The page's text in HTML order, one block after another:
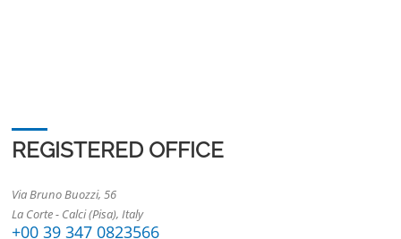
REGISTERED OFFICE
Via Bruno Buozzi, 56
La Corte - Calci (Pisa), Italy
+00 39 347 0823566